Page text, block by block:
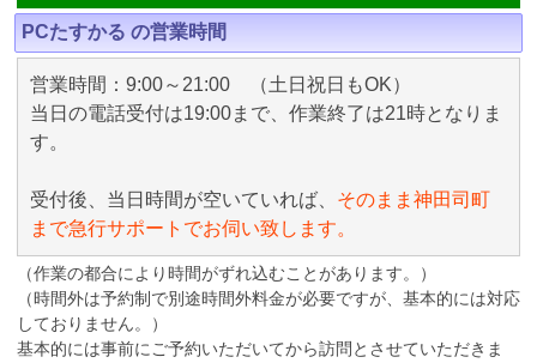
PCたすかる の営業時間
営業時間：9:00～21:00 （土日祝日もOK）
当日の電話受付は19:00まで、作業終了は21時となりま
す。
受付後、当日時間が空いていれば、 そのまま神田司町
まで急行サポートでお伺い致します。
（作業の都合により時間がずれ込むことがあります。）
（時間外は予約制で別途時間外料金が必要ですが、基本的には対応
しておりません。）
基本的には事前にご予約いただいてから訪問とさせていただきま